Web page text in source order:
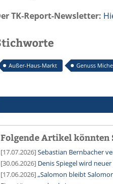
TK-Report-Newsletter:
Außer-Haus-Markt Genuss
Folgende Artikel könnten
[17.07.2026]Sebastian Bernbacher
[30.06.2026] Denis Spiegel wird
[17.06.2026]„Salomon bleibt